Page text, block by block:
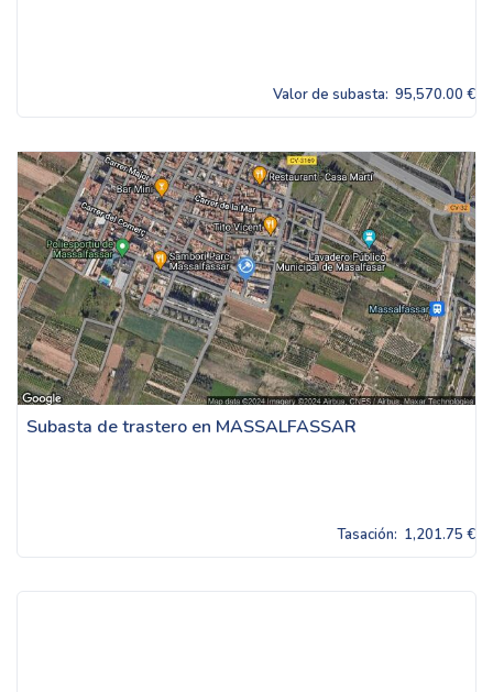
Valor de subasta: 95,570.00 €
Subasta de trastero en MASSALFASSAR
Tasación: 1,201.75 €